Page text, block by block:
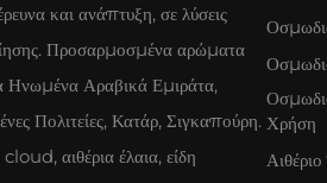
και ανάπτυξη, σε λύσεις
Προσαρμοσμένα αρώματα
Ηνωμένα Αραβικά Εμιράτα,
Πολιτείες, Κατάρ, Σιγκαπούρη.
αιθέρια έλαια, είδη
Χρήση